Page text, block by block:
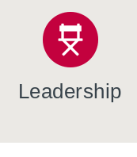
Leadership